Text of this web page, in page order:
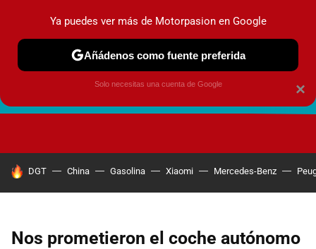
HOY SE HABLA DE
DGT China Gasolina Xiaomi Mercedes-Benz
Nos prometieron el coche autónomo
×
Ya puedes ver más de Motorpasion en Google
Añádenos como fuente preferida
Solo necesitas una cuenta de Google